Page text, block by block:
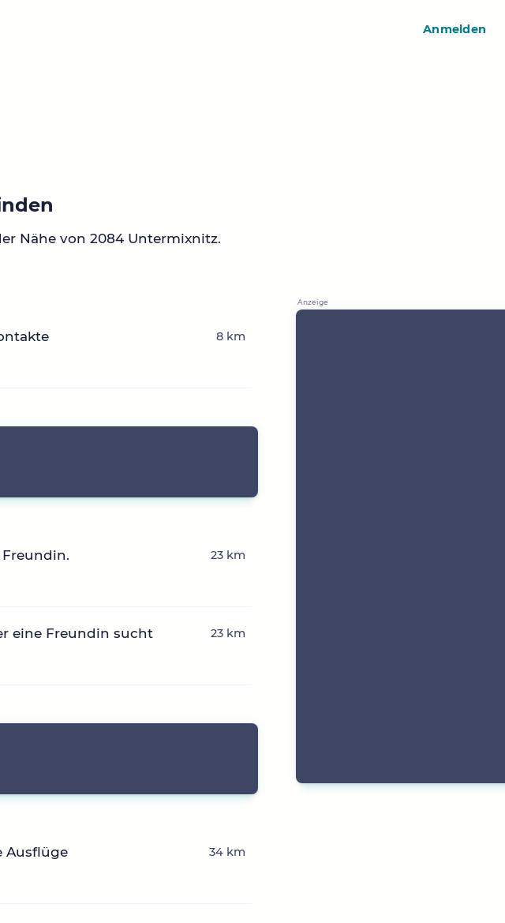
Nähe von 2084 Untermixnitz.
8 km
23 km
eine Freundin sucht 23 km
Ausflüge 34 km
Anmelden